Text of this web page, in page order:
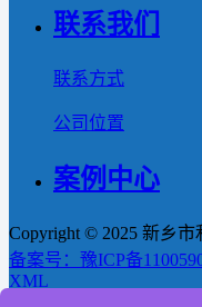
联系我们
联系方式
公司位置
案例中心
Copyright © 2025 新乡
备案号：豫ICP备
XML